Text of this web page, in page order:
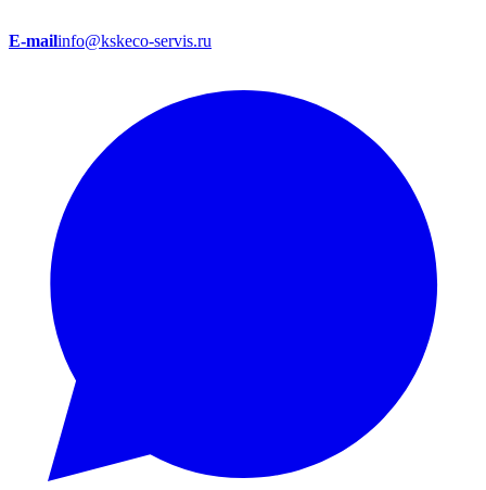
E-mailinfo@kskeco-servis.ru